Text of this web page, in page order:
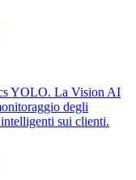
YOLO. La Vision AI
degli
sui clienti.